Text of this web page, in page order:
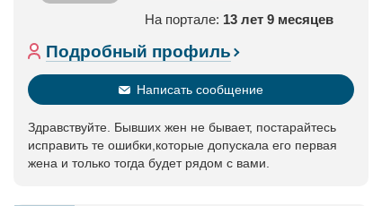
На портале: 13 лет 9 месяцев
Подробный профиль
Написать сообщение
Здравствуйте. Бывших жен не бывает, постарайтесь
исправить те ошибки,которые допускала его первая
жена и только тогда будет рядом с вами.